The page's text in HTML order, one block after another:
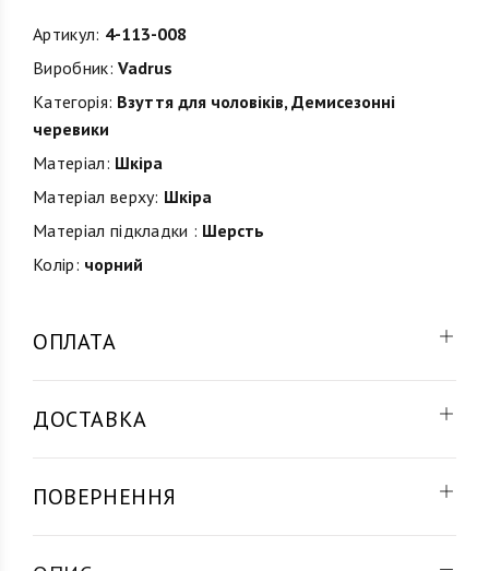
Артикул: 4-113-008
Виробник: Vadrus
Категорія: Взуття для чоловіків,Демисезонні
черевики
Матеріал: Шкіра
Матеріал верху: Шкіра
Матеріал підкладки : Шерсть
Колір: чорний
ОПЛАТА
ДОСТАВКА
ПОВЕРНЕННЯ